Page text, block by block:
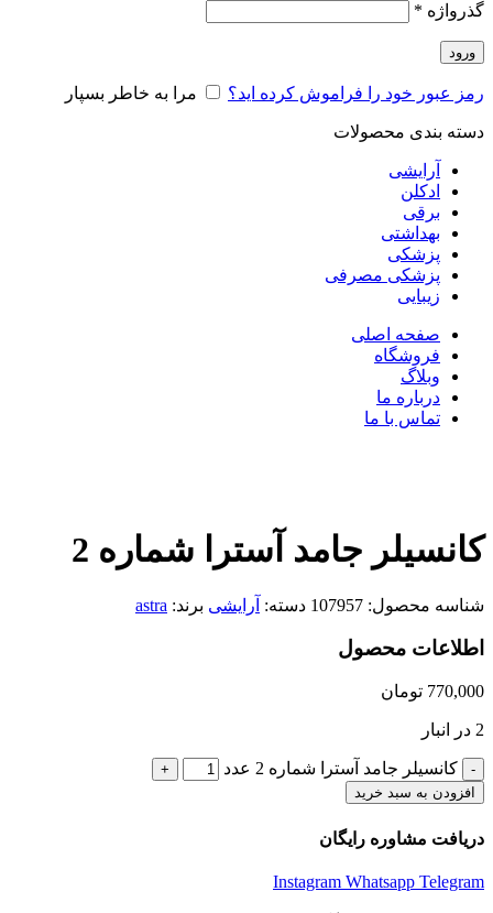
گذرواژه *
ورود
رمز عبور خود را فراموش کرده اید؟ مرا به خاطر بسپار
دسته بندی محصولات
آرایشی
ادکلن
برقی
بهداشتی
پزشکی
پزشکی مصرفی
زیبایی
صفحه اصلی
فروشگاه
وبلاگ
درباره ما
تماس با ما
کانسیلر جامد آسترا شماره 2
شناسه محصول: 107957 دسته: آرایشی برند: astra
اطلاعات محصول
770,000 تومان
2 در انبار
کانسیلر جامد آسترا شماره 2 عدد
افزودن به سبد خرید
دریافت مشاوره رایگان
Instagram Whatsapp Telegram